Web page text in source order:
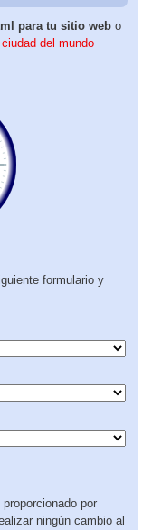
para tu sitio web o
del mundo
formulario y
por
ningún cambio al